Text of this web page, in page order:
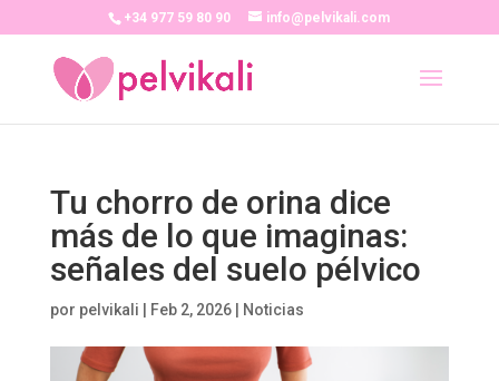
+34 977 59 80 90 info@pelvikali.com
Tu chorro de orina dice
más de lo que imaginas:
señales del suelo pélvico
por pelvikali Feb 2, 2026| Noticias